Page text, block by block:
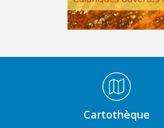
Médiathèque Footer
Cartothèque